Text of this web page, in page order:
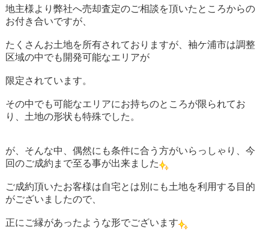
地主様より弊社へ売却査定のご相談を頂いたところからの
お付き合いですが、
たくさんお土地を所有されておりますが、袖ケ浦市は調整
区域の中でも開発可能なエリアが
限定されています。
その中でも可能なエリアにお持ちのところが限られてお
り、土地の形状も特殊でした。
が、そんな中、偶然にも条件に合う方がいらっしゃり、今
回のご成約まで至る事が出来ました
ご成約頂いたお客様は自宅とは別にも土地を利用する目的
がございましたので、
正にご縁があったような形でございます